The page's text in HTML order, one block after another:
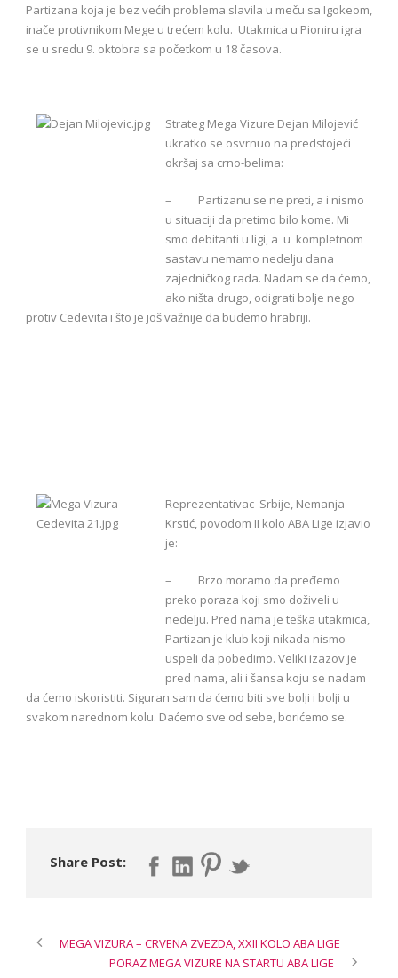
Partizana koja je bez većih problema slavila u meču sa Igokeom,
inače protivnikom Mege u trećem kolu. Utakmica u Pioniru igra
se u sredu 9. oktobra sa početkom u 18 časova.
Strateg Mega Vizure Dejan Milojević
ukratko se osvrnuo na predstojeći
okršaj sa crno-belima:
– Partizanu se ne preti, a i nismo
u situaciji da pretimo bilo kome. Mi
smo debitanti u ligi, a u kompletnom
sastavu nemamo nedelju dana
zajedničkog rada. Nadam se da ćemo,
ako ništa drugo, odigrati bolje nego
protiv Cedevita i što je još važnije da budemo hrabriji.
Reprezentativac Srbije, Nemanja
Krstić, povodom II kolo ABA Lige izjavio
je:
– Brzo moramo da pređemo
preko poraza koji smo doživeli u
nedelju. Pred nama je teška utakmica,
Partizan je klub koji nikada nismo
uspeli da pobedimo. Veliki izazov je
pred nama, ali i šansa koju se nadam
da ćemo iskoristiti. Siguran sam da ćemo biti sve bolji i bolji u
svakom narednom kolu. Daćemo sve od sebe, borićemo se.
Share Post:
MEGA VIZURA – CRVENA ZVEZDA, XXII KOLO ABA LIGE
PORAZ MEGA VIZURE NA STARTU ABA LIGE